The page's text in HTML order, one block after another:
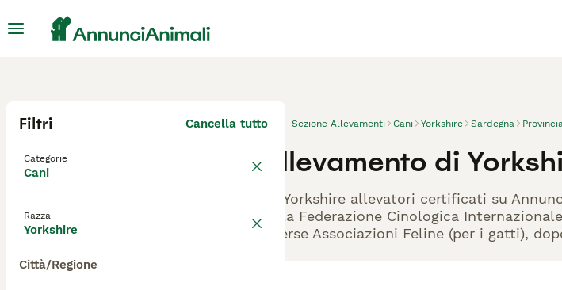
Filtri Cancella tutto
Categorie
Cani
Razza
Yorkshire
Città/Regione
Sezione Allevamenti Cani Yorkshire Sardegna
Allevamento di
Gli Yorkshire allevatori certificati su
dalla Federazione Cinologica
diverse Associazioni Feline (per i gatti),